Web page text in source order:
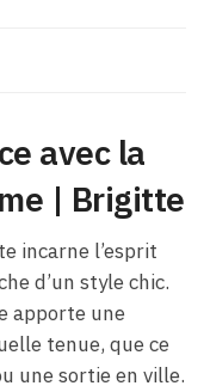
avec la
| Brigitte
incarne l’esprit
d’un style chic.
apporte une
tenue, que ce
une sortie en ville.